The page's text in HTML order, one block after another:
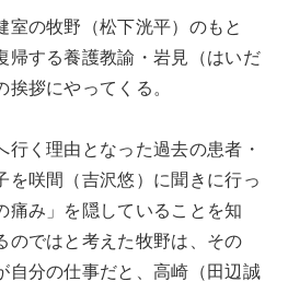
室の牧野（松下洸平）のもと
帰する養護教諭・岩見（はいだ
挨拶にやってくる。
行く理由となった過去の患者・
を咲間（吉沢悠）に聞きに行っ
痛み」を隠していることを知
のではと考えた牧野は、その
自分の仕事だと、高崎（田辺誠